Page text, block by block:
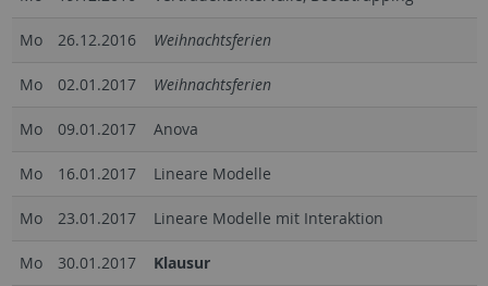
Mo 26.12.2016 Weihnachtsferien
Mo 02.01.2017 Weihnachtsferien
Mo 09.01.2017 Anova
Mo 16.01.2017 Lineare Modelle
Mo 23.01.2017 Lineare Modelle mit Interaktion
Mo 30.01.2017 Klausur